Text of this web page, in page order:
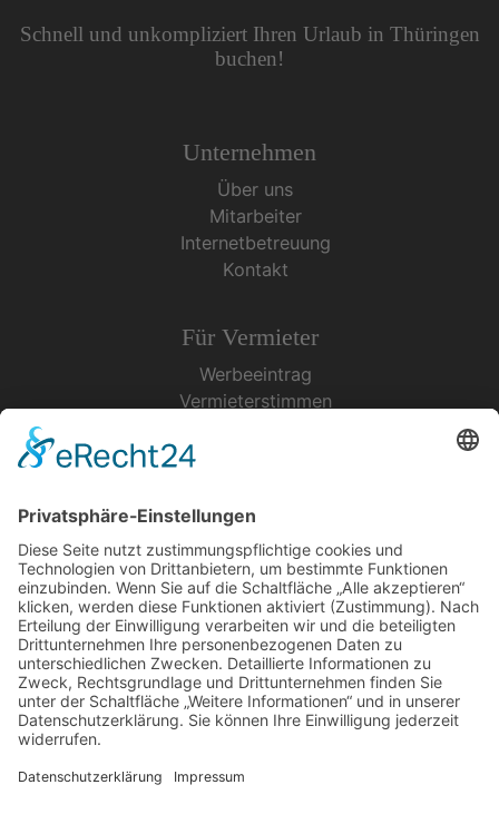
Schnell und unkompliziert Ihren Urlaub in Thüringen
buchen!
Unternehmen
Über uns
Mitarbeiter
Internetbetreuung
Kontakt
Für Vermieter
Werbeeintrag
Vermieterstimmen
Urlaubsservice
Bücher, Karten & CD's
Ihre Anreise
Wetter
Links
Nutzungsbedingungen
Datenschutz